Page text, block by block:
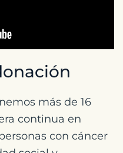
más de 16
continua en
con cáncer